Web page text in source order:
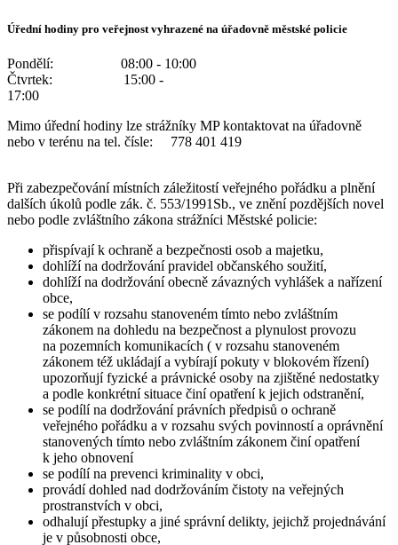
Úřední hodiny pro veřejnost vyhrazené na úřadovně městské policie
Pondělí: 08:00 - 10:00
Čtvrtek: 15:00 -
17:00
Mimo úřední hodiny lze strážníky MP kontaktovat na úřadovně
nebo v terénu na tel. čísle: 778 401 419
Při zabezpečování místních záležitostí veřejného pořádku a plnění
dalších úkolů podle zák. č. 553/1991Sb., ve znění pozdějších novel
nebo podle zvláštního zákona strážníci Městské policie:
přispívají k ochraně a bezpečnosti osob a majetku,
dohlíží na dodržování pravidel občanského soužití,
dohlíží na dodržování obecně závazných vyhlášek a nařízení
obce,
se podílí v rozsahu stanoveném tímto nebo zvláštním
zákonem na dohledu na bezpečnost a plynulost provozu
na pozemních komunikacích ( v rozsahu stanoveném
zákonem též ukládají a vybírají pokuty v blokovém řízení)
upozorňují fyzické a právnické osoby na zjištěné nedostatky
a podle konkrétní situace činí opatření k jejich odstranění,
se podílí na dodržování právních předpisů o ochraně
veřejného pořádku a v rozsahu svých povinností a oprávnění
stanovených tímto nebo zvláštním zákonem činí opatření
k jeho obnovení
se podílí na prevenci kriminality v obci,
provádí dohled nad dodržováním čistoty na veřejných
prostranstvích v obci,
odhalují přestupky a jiné správní delikty, jejichž projednávání
je v působnosti obce,